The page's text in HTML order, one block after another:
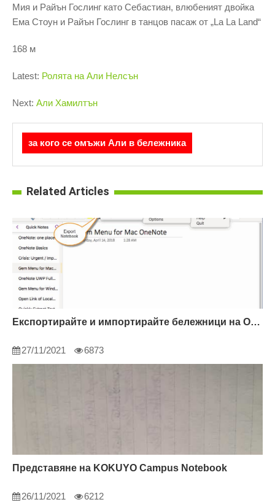
Мия и Райън Гослинг като Себастиан, влюбеният двойка
Ема Стоун и Райън Гослинг в танцов пасаж от „La La Land“
168 м
Latest: Ролята на Али Нелсън
Next: Али Хамилтън
за кого се омъжи Али в бележника
Related Articles
Експортирайте и импортирайте бележници на OneNote
27/11/2021 6873
Представяне на KOKUYO Campus Notebook
26/11/2021 6212